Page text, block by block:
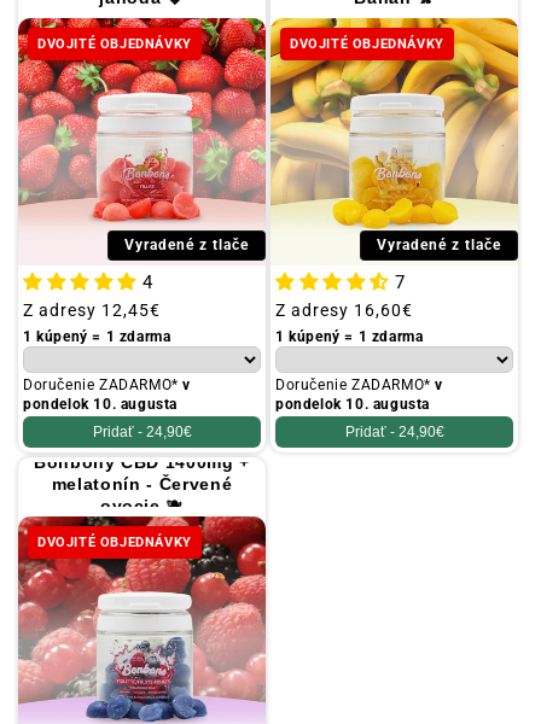
k
y
DVOJITÉ OBJEDNÁVKY
Vyradené z tlače
4
Obvyklá
cena
Z adresy 12,45€
1 kúpený = 1 zdarma
Doručenie ZADARMO*v
pondelok 10. augusta
Pridať - 24,90€
DVOJITÉ OBJEDNÁVKY
Vyradené z tlače
7
Obvyklá
cena
Z adresy 16,60€
1 kúpený = 1 zdarma
Doručenie ZADARMO*v
pondelok 10. augusta
Pridať - 24,90€
Bonbóny CBD 1400mg +
melatonín - Červené
ovocie 🫐
DVOJITÉ OBJEDNÁVKY